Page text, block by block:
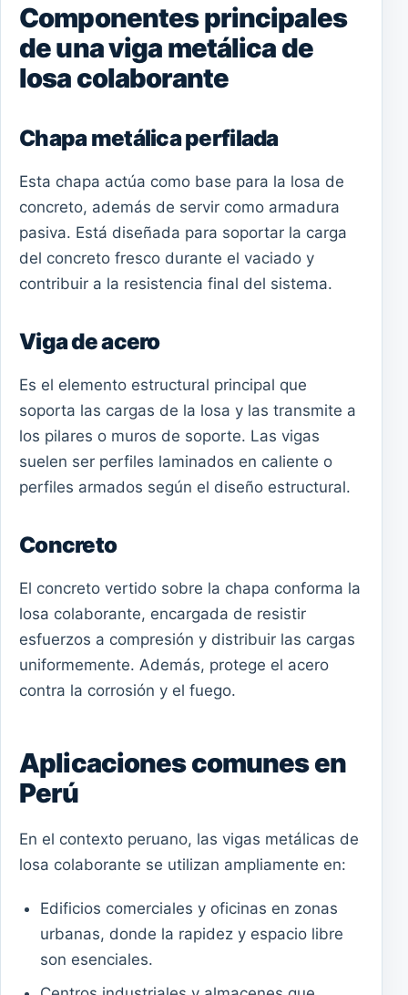
Componentes principales
de una viga metálica de
losa colaborante
Chapa metálica perfilada
Esta chapa actúa como base para la losa de
concreto, además de servir como armadura
pasiva. Está diseñada para soportar la carga
del concreto fresco durante el vaciado y
contribuir a la resistencia final del sistema.
Viga de acero
Es el elemento estructural principal que
soporta las cargas de la losa y las transmite a
los pilares o muros de soporte. Las vigas
suelen ser perfiles laminados en caliente o
perfiles armados según el diseño estructural.
Concreto
El concreto vertido sobre la chapa conforma la
losa colaborante, encargada de resistir
esfuerzos a compresión y distribuir las cargas
uniformemente. Además, protege el acero
contra la corrosión y el fuego.
Aplicaciones comunes en
Perú
En el contexto peruano, las vigas metálicas de
losa colaborante se utilizan ampliamente en:
Edificios comerciales y oficinas en zonas
urbanas, donde la rapidez y espacio libre
son esenciales.